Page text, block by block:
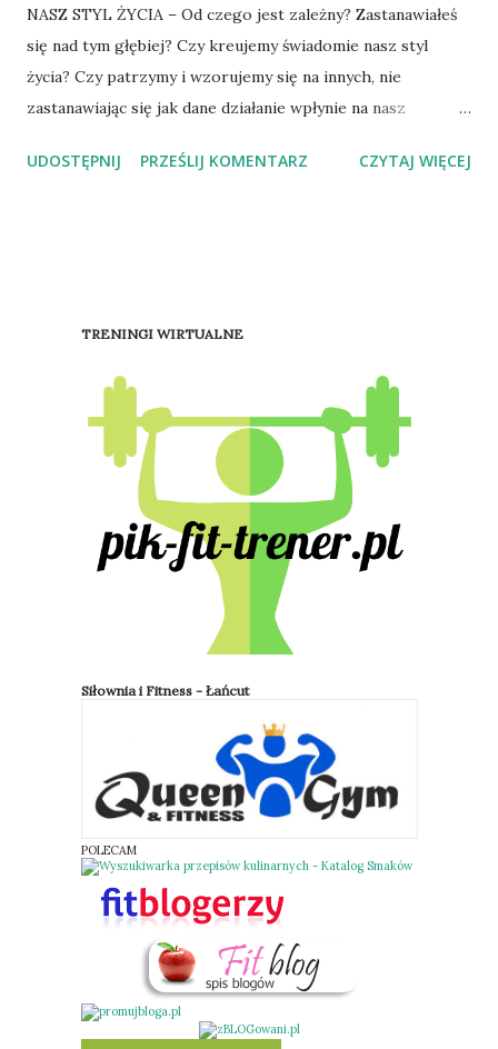
NASZ STYL ŻYCIA – Od czego jest zależny? Zastanawiałeś
się nad tym głębiej? Czy kreujemy świadomie nasz styl
życia? Czy patrzymy i wzorujemy się na innych, nie
zastanawiając się jak dane działanie wpłynie na nasz
choroby, z którymi możemy zmagać się w przyszłości, lub
wyłącznie NA WŁASNE ŻYCZENIE. Czynimy życie złym
naszego organizmu. Tak naprawdę każdy człowiek jest
odpowiedzialny za swoje życie, zdrowie psychiczne i
fizyczne oraz za swój wygląd zewnętrzny. Przytoczę tu
ciekawy opis ciała: „Ciało jest dziś w sposób niepodlegający
dyskusji, własnością prywatną. Jego kultywowanie, jak
uprawa ogródka działkowego, jest sprawą właściciela....
UDOSTĘPNIJ PRZEŚLIJ KOMENTARZ CZYTAJ WIĘCEJ
TRENINGI WIRTUALNE
Siłownia i Fitness - Łańcut
POLECAM